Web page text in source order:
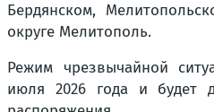
Бердянском,
округе Мелитополь.
Режим чрезвычайной
июля 2026 года и будет